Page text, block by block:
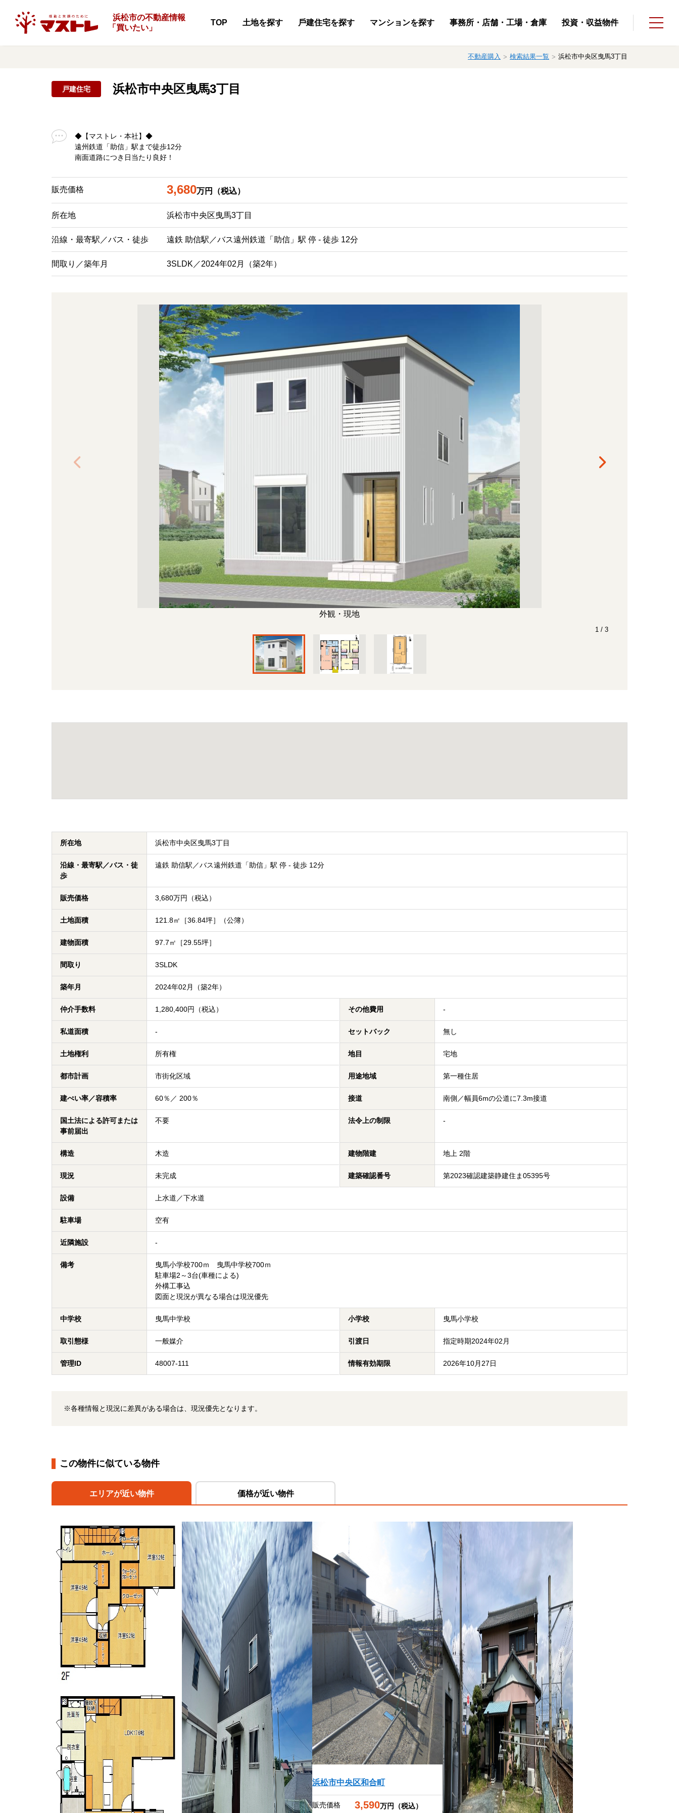
浜松市の不動産情報
「 買いたい」
TOP 土地を探す ⼾建住宅を探す マンションを探す 事務所・店舗・⼯場・倉庫 投資・収益物件
不動産購入 検索結果一覧 浜松市中央区曳馬3丁目
戸建住宅 浜松市中央区曳馬3丁目
◆【マストレ・本社】◆
遠州鉄道「助信」駅まで徒歩12分
南面道路につき日当たり良好！
販売価格 3,680万円（税込）
所在地 浜松市中央区曳馬3丁目
沿線・最寄駅／バス・徒歩 遠鉄 助信駅／バス遠州鉄道「助信」駅 停 - 徒歩 12分
間取り／築年月 3SLDK／2024年02月（築2年）
外観・現地
1 / 3
所在地 浜松市中央区曳馬3丁目
沿線・最寄駅／バス・徒
歩
遠鉄 助信駅／バス遠州鉄道「助信」駅 停 - 徒歩 12分
販売価格 3,680万円（税込）
土地面積 121.8㎡［36.84坪］（公簿）
建物面積 97.7㎡［29.55坪］
間取り 3SLDK
築年月 2024年02月（築2年）
仲介手数料 1,280,400円（税込） その他費用 -
私道面積 - セットバック 無し
土地権利 所有権 地目 宅地
都市計画 市街化区域 用途地域 第一種住居
建ぺい率／容積率 60％／ 200％ 接道 南側／幅員6mの公道に7.3m接道
国土法による許可または
事前届出
不要 法令上の制限 -
構造 木造 建物階建 地上 2階
現況 未完成 建築確認番号 第2023確認建築静建住ま05395号
設備 上水道／下水道
駐車場 空有
近隣施設 -
備考
曳馬小学校700ｍ 曳馬中学校700ｍ
駐車場2～3台(車種による)
外構工事込
図面と現況が異なる場合は現況優先
中学校 曳馬中学校 小学校 曳馬小学校
取引態様 一般媒介 引渡日 指定時期2024年02月
管理ID 48007-111 情報有効期限 2026年10月27日
※各種情報と現況に差異がある場合は、現況優先となります。
この物件に似ている物件
エリアが近い物件
浜松市中央区和合町
販売価格 3,590万円（税込）
価格が近い物件